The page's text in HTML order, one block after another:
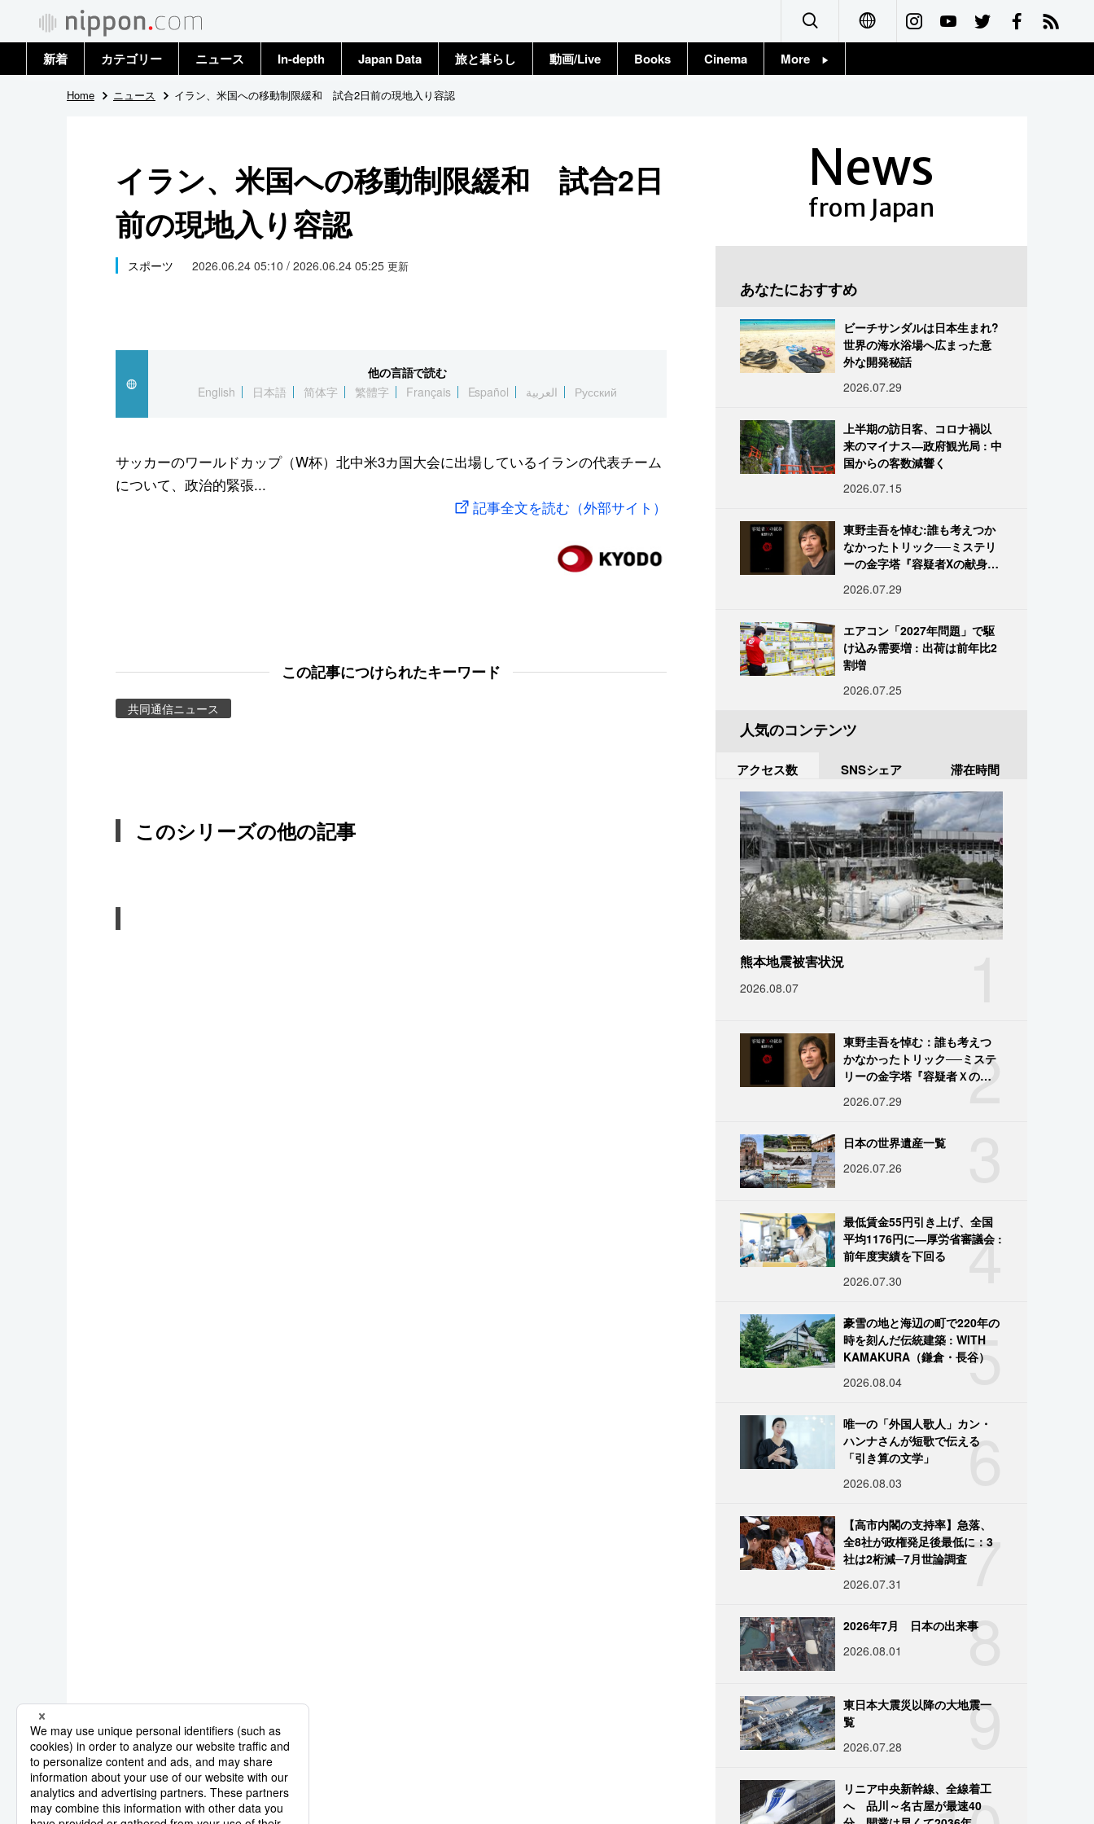
Français
新着 カテゴリー
政治・外交
国際
社会
文化
スポーツ・東京2020
ニュース
トップ
In-depth Japan Data 旅と暮らし 動画/Live Books Cinema More
Home ニュース イラン、米国への移動制限緩和 試合2日前の現地入り容認
イラン、米国への移動制限緩和 試合2日
前の現地入り容認
スポーツ 2026.06.24 05:10 / 2026.06.24 05:25 更新
他の言語で読む
English
日本語 简体字 繁體字 Français Español العربية Русский
サッカーのワールドカップ（W杯）北中米3カ国大会に出場しているイランの代表チーム
について、政治的緊張...
記事全文を読む（外部サイト）
この記事につけられたキーワード
共同通信ニュース
このシリーズの他の記事
News
from Japan
あなたにおすすめ
ビーチサンダルは日本生まれ?
世界の海水浴場へ広まった意
外な開発秘話
2026.07.29
上半期の訪日客、コロナ禍以
来のマイナス―政府観光局 : 中
国からの客数減響く
2026.07.15
東野圭吾を悼む:誰も考えつか
なかったトリック──ミステリ
ーの金字塔『容疑者Xの献身』
2026.07.29
エアコン「2027年問題」で駆
け込み需要増 : 出荷は前年比2
割増
2026.07.25
人気のコンテンツ
アクセス数 SNSシェア 滞在時間
熊本地震被害状況
2026.08.07
2
東野圭吾を悼む：誰も考えつ
かなかったトリック──ミステ
リーの金字塔『容疑者Ｘの献
2026.07.29
日本の世界遺産一覧
2026.07.26
4
最低賃金55円引き上げ、全国
平均1176円に―厚労省審議会 :
前年度実績を下回る
2026.07.30
5
豪雪の地と海辺の町で220年の
時を刻んだ伝統建築 : WITH
KAMAKURA（鎌倉・長谷）
2026.08.04
6
唯一の「外国人歌人」カン・
ハンナさんが短歌で伝える
「引き算の文学」
2026.08.03
7
【高市内閣の支持率】急落、
全8社が政権発足後最低に：3
社は2桁減─7月世論調査
2026.07.31
8
2026年7月 日本の出来事
2026.08.01
9
東日本大震災以降の大地震一
覧
2026.07.28
リニア中央新幹線、全線着工
へ 品川～名古屋が最速40